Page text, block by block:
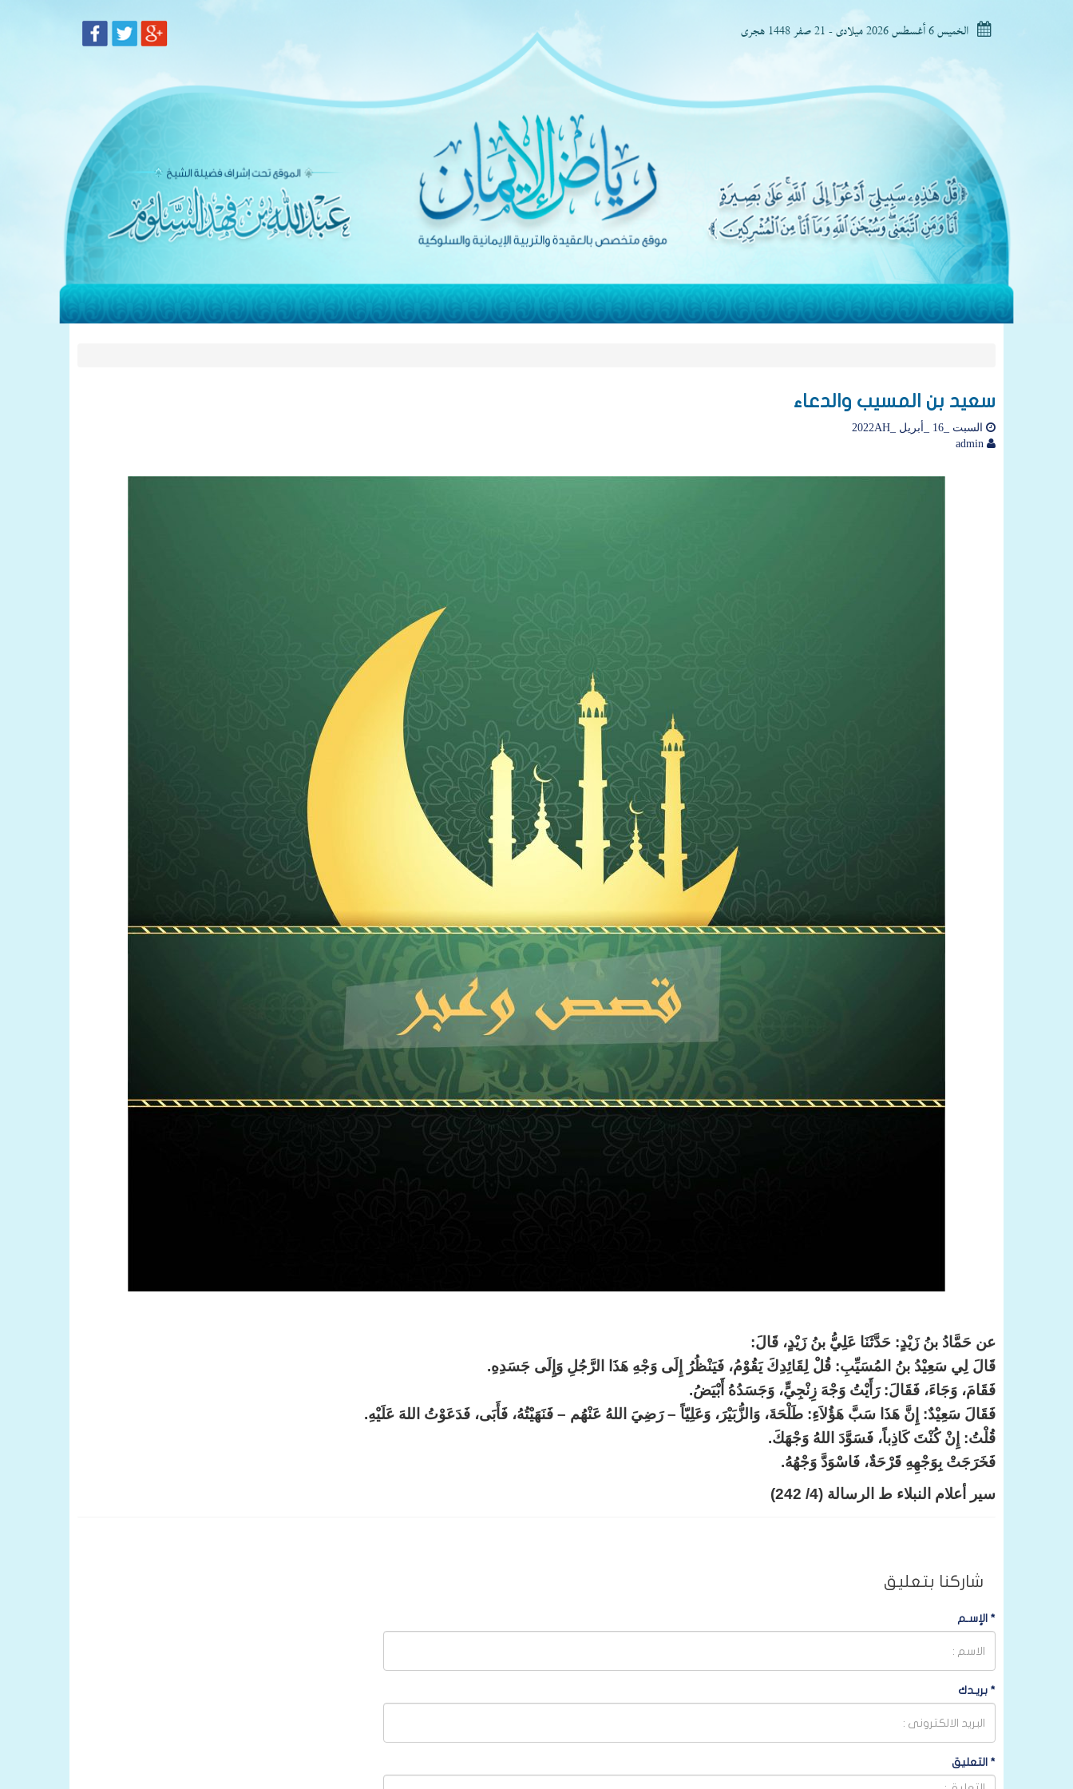
الخميس 6 أغسطس 2026 ميلادى - 21 صفر 1448 هجرى
سعيد بن المسيب والدعاء
السبت _16 _أبريل _2022AH
عن حَمَّادُ بنُ زَيْدٍ: حَدَّثَنَا عَلِيُّ بنُ زَيْدٍ، قَالَ:
قَالَ لِي سَعِيْدُ بنُ المُسَيِّبِ: قُلْ لِقَائِدِكَ يَقُوْمُ، فَيَنْظُرُ إِلَى وَجْهِ هَذَا الرَّجُلِ وَإِلَى جَسَدِهِ.
فَقَامَ، وَجَاءَ، فَقَالَ: رَأَيْتُ وَجْهَ زِنْجِيٍّ، وَجَسَدُهُ أَبْيَضُ.
فَقَالَ سَعِيْدٌ: إِنَّ هَذَا سَبَّ هَؤُلاَءِ: طَلْحَةَ، وَالزُّبَيْرَ، وَعَلِيّاً – رَضِيَ اللهُ عَنْهُم – فَنَهَيْتُهُ، فَأَبَى، فَدَعَوْتُ اللهَ عَلَيْهِ.
قُلْتُ: إِنْ كُنْتَ كَاذِباً، فَسَوَّدَ اللهُ وَجْهَكَ.
فَخَرَجَتْ بِوَجْهِهِ قَرْحَةٌ، فَاسْوَدَّ وَجْهُهُ.
سير أعلام النبلاء ط الرسالة (4/ 242)
شاركنا بتعليق
* الإسـم
* بريـدك
* التعليق